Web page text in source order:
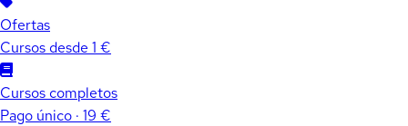
Ofertas
Cursos desde 1 €
Cursos completos
Pago único · 19 €